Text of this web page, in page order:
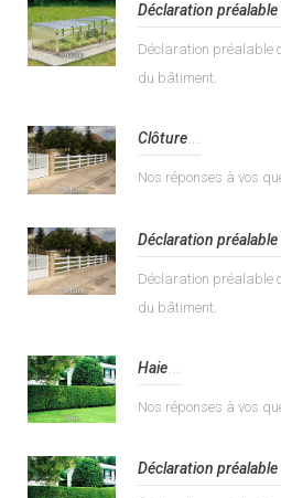
Déclaration
Déclaration préalable
du bâtiment.
Clôture...
Nos réponses à vos
Déclaration
Déclaration préalable
du bâtiment.
Haie
Nos réponses à vos
Déclaration